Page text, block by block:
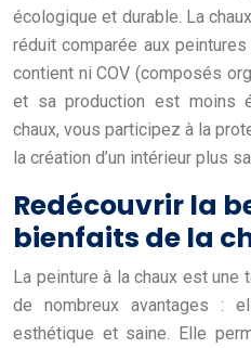
écologique et durable. La
réduit comparée aux
contient ni COV (composés
et sa production est moins
chaux, vous participez à la
la création d’un intérieur plus
Redécouvrir la
bienfaits de la
La peinture à la chaux est
de nombreux avantages :
esthétique et saine. Elle